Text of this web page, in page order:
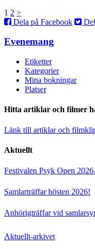
1 2 >
Dela på Facebook
Evenemang
Etiketter
Kategorier
Mina bokningar
Platser
Hitta artiklar och filmer
Länk till artiklar och
Aktuellt
Festivalen Psyk Open
Samlarträffar hösten 2026!
Anhörigträffar vid
Aktuellt-arkivet